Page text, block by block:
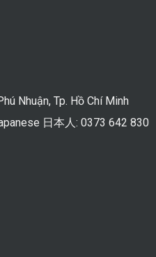
Nhuận, Tp. Hồ Chí Minh
日本人: 0373 642 830